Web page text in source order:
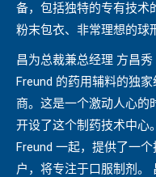
备，包括独特的专有技术
粉末包衣、非常理想的球
昌为总裁兼总经理 方昌
Freund 的药用辅料的独
商。这是一个激动人心的
开设了这个制药技术中心
Freund 一起，提供了一
户，将专注于口服制剂。